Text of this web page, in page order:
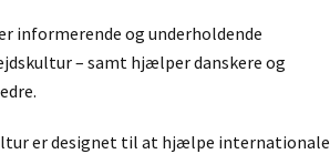
informerende og underholdende
– samt hjælper danskere og
er designet til at hjælpe internationale